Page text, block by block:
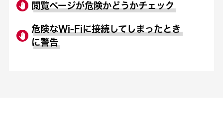
閲覧ページが危険かどうかチェック
危険なWi-Fiに接続してしまったとき
に警告